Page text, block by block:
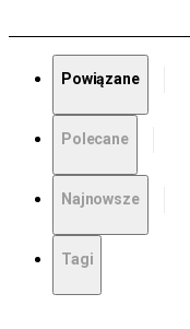
Powiązane
Polecane
Najnowsze
Tagi